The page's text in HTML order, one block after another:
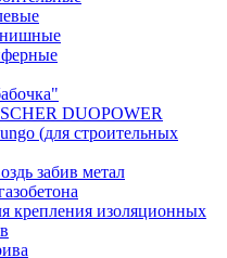
DUOPOWER
(для строительных
забив метал
крепления изоляционных